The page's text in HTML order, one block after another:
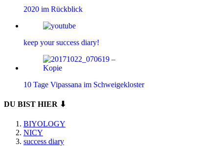
2020 im Rückblick
keep your success diary!
10 Tage Vipassana im Schweigekloster
DU BIST HIER ⬇
BIYOLOGY
NICY
success diary